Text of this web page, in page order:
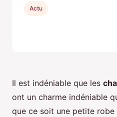
Il est indéniable que les
ont un charme indéniable
que ce soit une petite
Actu